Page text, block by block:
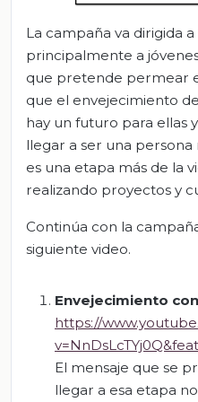
La campaña va dirigida
principalmente a
que pretende permear
que el envejecimiento
hay un futuro para ellas
llegar a ser una
es una etapa más de la
realizando proyectos y
Continúa con la
siguiente video.
Envejecimiento
https://
El mensaje que se
llegar a esa etapa